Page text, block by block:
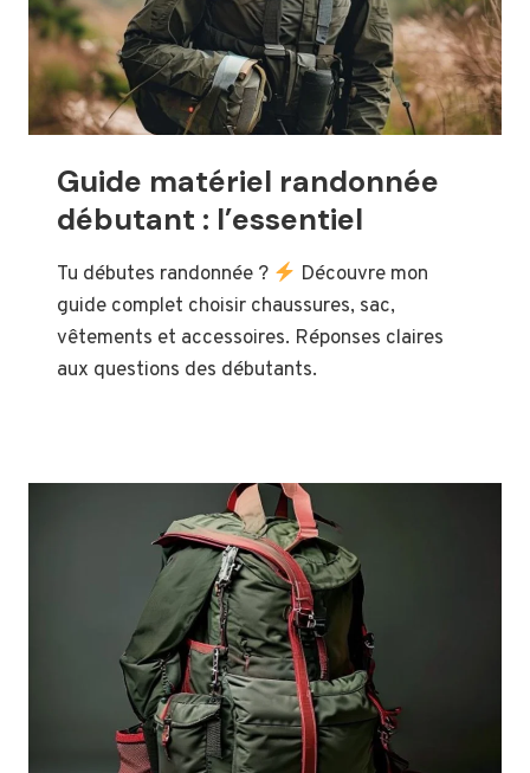
Guide matériel randonnée
débutant : l’essentiel
Tu débutes randonnée ?
Découvre mon
guide complet choisir chaussures, sac,
vêtements et accessoires. Réponses claires
aux questions des débutants.